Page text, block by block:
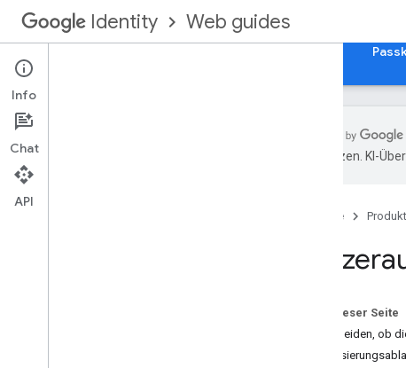
Identity Web guides
Übersicht
Auf Google APIs in einer
übersetzen. KI-
Startseite
Auf dieser Seite
Entscheiden, ob
Info
Chat
API